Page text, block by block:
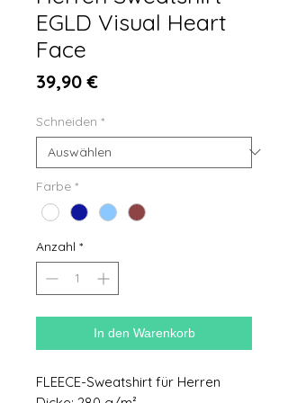
EGLD Visual Heart
Face
39,90 €Preis
Schneiden *
Farbe *
Anzahl *
In den Warenkorb
FLEECE-Sweatshirt für Herren